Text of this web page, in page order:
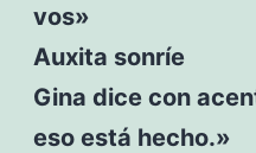
vos»
Auxita sonríe
Gina dice con
eso está hecho.»